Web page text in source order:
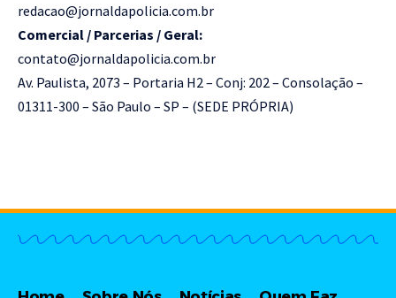
redacao@jornaldapolicia.com.br
Comercial / Parcerias / Geral:
contato@jornaldapolicia.com.br
Av. Paulista, 2073 – Portaria H2 – Conj: 202 – Consolação –
01311-300 – São Paulo – SP – (SEDE PRÓPRIA)